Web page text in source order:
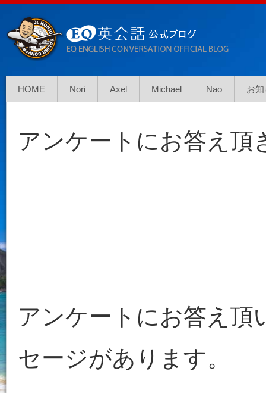
HOME Nori Axel Michael Nao お
アンケートにお答え頂
アンケートにお答え頂
セージがあります。